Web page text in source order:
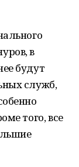
в
будут
служб,
того, все